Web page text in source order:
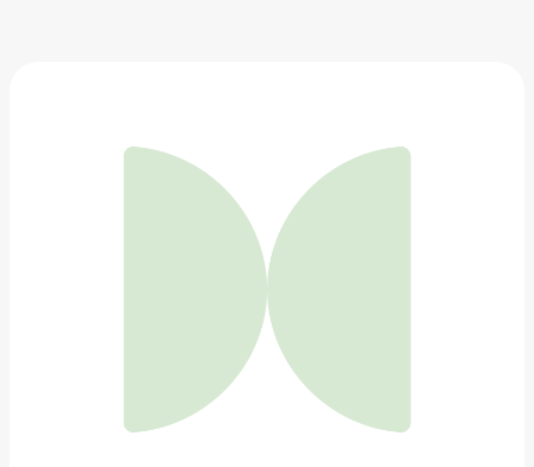
Триммер Tuvio TR-6DG
2 146 ₽
Добавить в вишлист